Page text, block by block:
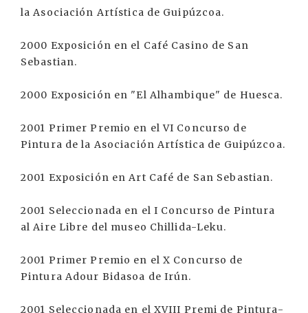
la Asociación Artística de Guipúzcoa.
2000 Exposición en el Café Casino de San
Sebastian.
2000 Exposición en "El Alhambique" de Huesca.
2001 Primer Premio en el VI Concurso de
Pintura de la Asociación Artística de Guipúzcoa.
2001 Exposición en Art Café de San Sebastian.
2001 Seleccionada en el I Concurso de Pintura
al Aire Libre del museo Chillida-Leku.
2001 Primer Premio en el X Concurso de
Pintura Adour Bidasoa de Irún.
2001 Seleccionada en el XVIII Premi de Pintura-